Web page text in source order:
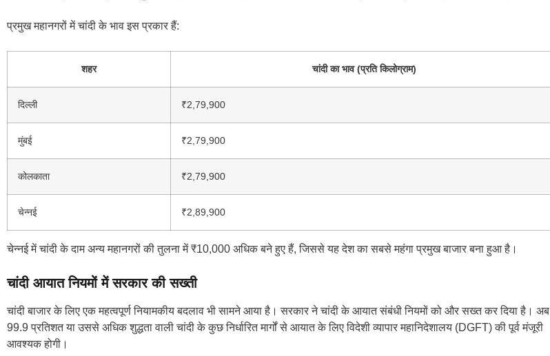
प्रमुख महानगरों में चांदी के भाव इस प्रकार हैं:
शहर चांदी का भाव (प्रति किलोग्राम)
दिल्ली ₹2,79,900
मुंबई ₹2,79,900
कोलकाता ₹2,79,900
चेन्नई ₹2,89,900
चेन्नई में चांदी के दाम अन्य महानगरों की तुलना में ₹10,000 अधिक बने हुए हैं, जिससे यह देश का सबसे महंगा प्रमुख बाजार बना हुआ है।
चांदी आयात नियमों में सरकार की सख्ती
चांदी बाजार के लिए एक महत्वपूर्ण नियामकीय बदलाव भी सामने आया है। सरकार ने चांदी के आयात संबंधी नियमों को और सख्त कर दिया है। अब
99.9 प्रतिशत या उससे अधिक शुद्धता वाली चांदी के कुछ निर्धारित मार्गों से आयात के लिए विदेशी व्यापार महानिदेशालय (DGFT) की पूर्व मंजूरी
आवश्यक होगी।